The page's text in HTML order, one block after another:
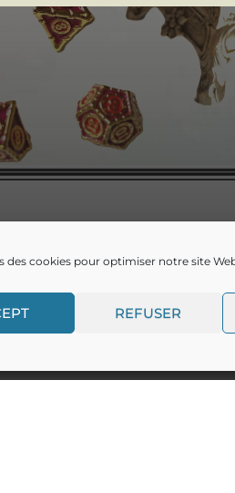
des cookies pour optimiser notre site
REFUSER